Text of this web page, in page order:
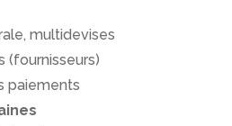
multidevises
(fournisseurs)
paiements